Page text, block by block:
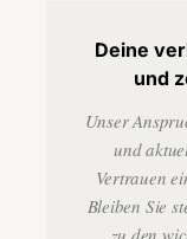
Deine
und
Unser
und
Vertrauen
Bleiben Sie
zu den